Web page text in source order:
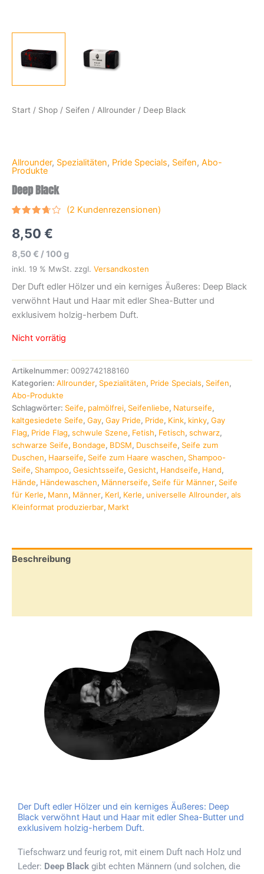
Start / Shop / Seifen / Allrounder / Deep Black
Allrounder, Spezialitäten, Pride Specials, Seifen, Abo-
Produkte
Deep Black
mit
3.50
basierend
auf
Kundenbewertungen
(2 Kundenrezensionen)
8,50 €
8,50 € /100 g
inkl. 19 % MwSt. zzgl. Versandkosten
Der Duft edler Hölzer und ein kerniges Äußeres: Deep Black
verwöhnt Haut und Haar mit edler Shea-Butter und
exklusivem holzig-herbem Duft.
Nicht vorrätig
Artikelnummer: 0092742188160
Kategorien: Allrounder, Spezialitäten, Pride Specials, Seifen,
Abo-Produkte
Schlagwörter: Seife, palmölfrei, Seifenliebe, Naturseife,
kaltgesiedete Seife, Gay, Gay Pride, Pride, Kink, kinky, Gay
Flag, Pride Flag, schwule Szene, Fetish, Fetisch, schwarz,
schwarze Seife, Bondage, BDSM, Duschseife, Seife zum
Duschen, Haarseife, Seife zum Haare waschen, Shampoo-
Seife, Shampoo, Gesichtsseife, Gesicht, Handseife, Hand,
Hände, Händewaschen, Männerseife, Seife für Männer, Seife
für Kerle, Mann, Männer, Kerl, Kerle, universelle Allrounder, als
Kleinformat produzierbar, Markt
Beschreibung
Der Duft edler Hölzer und ein kerniges Äußeres: Deep
Black verwöhnt Haut und Haar mit edler Shea-Butter und
exklusivem holzig-herbem Duft.
Tiefschwarz und feurig rot, mit einem Duft nach Holz und
Leder: Deep Black gibt echten Männern (und solchen, die